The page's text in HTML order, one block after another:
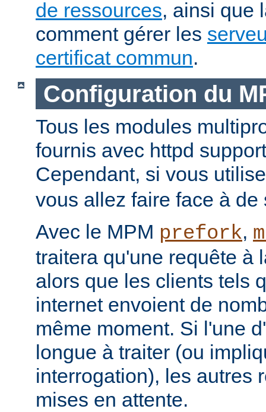
de ressources, ainsi que
comment gérer les
certificat commun.
Configuration du
Tous les modules
fournis avec httpd
Cependant, si vous
vous allez faire face à
Avec le MPM prefork,
traitera qu'une requête à
alors que les clients tels
internet envoient de
même moment. Si l'une
longue à traiter (ou
interrogation), les autres
mises en attente.